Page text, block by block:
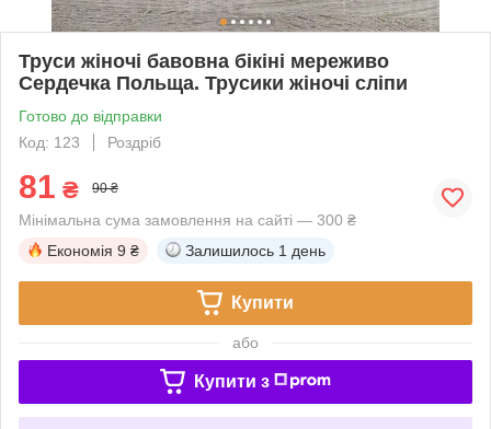
Труси жіночі бавовна бікіні мереживо
Сердечка Польща. Трусики жіночі сліпи
Готово до відправки
Код: 123
Роздріб
81 ₴ 90 ₴
Мінімальна сума замовлення на сайті — 300 ₴
Економія 9 ₴ Залишилось 1 день
Купити
або
Купити з